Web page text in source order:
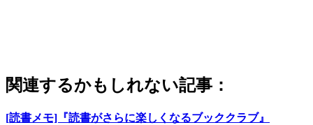
関連するかもしれない記事：
[読書メモ]『読書がさらに楽しくなるブッククラブ』